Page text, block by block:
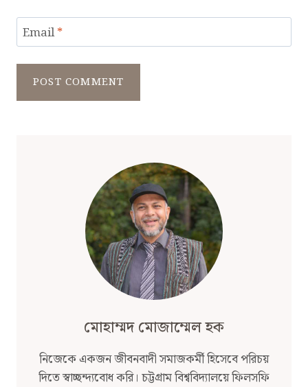
Email*
মোহাম্মদ মোজাম্মেল হক
নিজেকে একজন জীবনবাদী সমাজকর্মী হিসেবে পরিচয়
দিতে স্বাচ্ছন্দ্যবোধ করি। চট্টগ্রাম বিশ্ববিদ্যালয়ে ফিলসফি